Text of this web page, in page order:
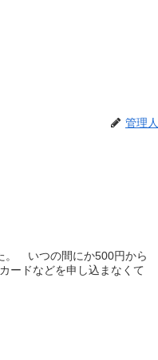
管理人
。 いつの間にか500円から
ードなどを申し込まなくて